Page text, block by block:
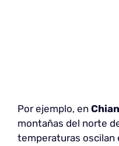
Por ejemplo, en
montañas del norte
temperaturas oscilan